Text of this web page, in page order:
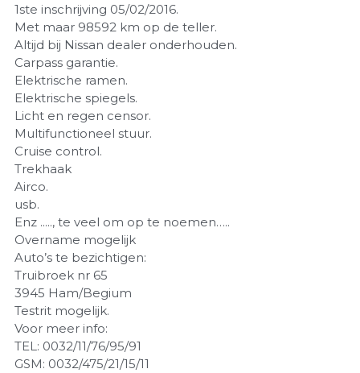
1ste inschrijving 05/02/2016.
Met maar 98592 km op de teller.
Altijd bij Nissan dealer onderhouden.
Carpass garantie.
Elektrische ramen.
Elektrische spiegels.
Licht en regen censor.
Multifunctioneel stuur.
Cruise control.
Trekhaak
Airco.
usb.
Enz ....., te veel om op te noemen…..
Overname mogelijk
Auto’s te bezichtigen:
Truibroek nr 65
3945 Ham/Begium
Testrit mogelijk.
Voor meer info:
TEL: 0032/11/76/95/91
GSM: 0032/475/21/15/11